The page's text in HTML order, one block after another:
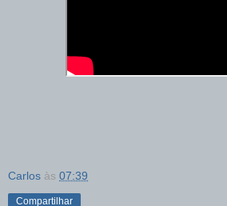
Carlos às 07:39
Compartilhar